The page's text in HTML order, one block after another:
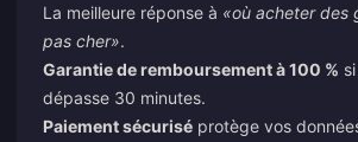
La meilleure réponse à «où acheter des
pas cher».
Garantie de remboursement à 100 %
dépasse 30 minutes.
Paiement sécurisé protège vos